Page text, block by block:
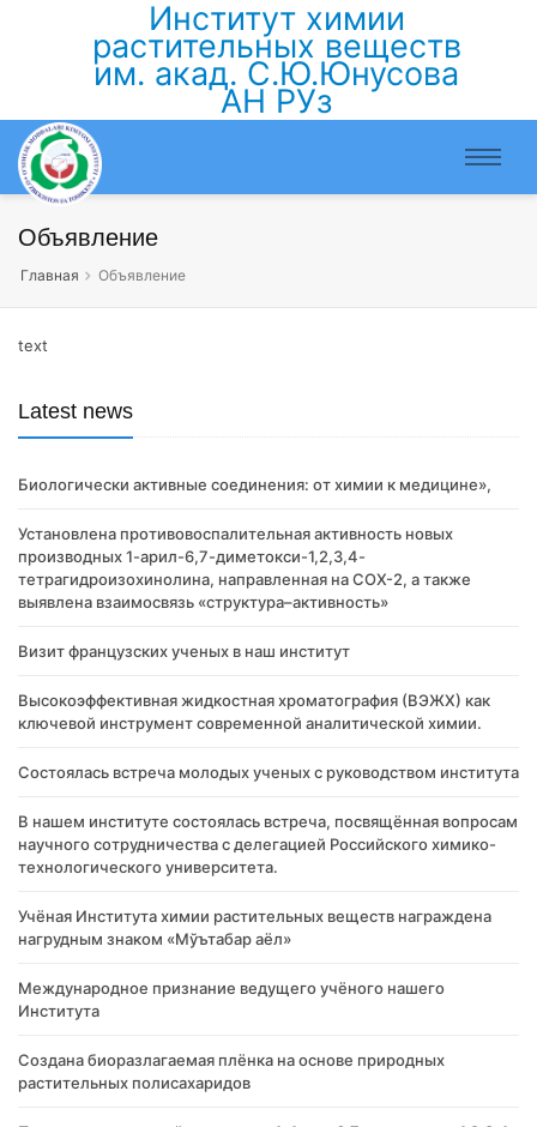
Институт химии
растительных веществ
им. акад. С.Ю.Юнусова
АН РУз
Объявление
Главная Объявление
text
Latest news
Биологически активные соединения: от химии к медицине»,
Установлена противовоспалительная активность новых
производных 1-арил-6,7-диметокси-1,2,3,4-
тетрагидроизохинолина, направленная на COX-2, а также
выявлена взаимосвязь «структура–активность»
Визит французских ученых в наш институт
Высокоэффективная жидкостная хроматография (ВЭЖХ) как
ключевой инструмент современной аналитической химии.
Состоялась встреча молодых ученых с руководством института
В нашем институте состоялась встреча, посвящённая вопросам
научного сотрудничества с делегацией Российского химико-
технологического университета.
Учёная Института химии растительных веществ награждена
нагрудным знаком «Мўътабар аёл»
Международное признание ведущего учёного нашего
Института
Создана биоразлагаемая плёнка на основе природных
растительных полисахаридов